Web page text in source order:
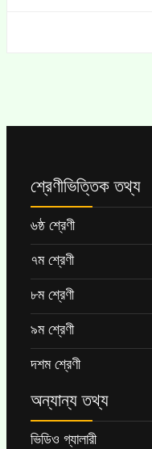
শ্রেণীভিত্তিক তথ্য
৬ষ্ঠ শ্রেণী
৭ম শ্রেণী
৮ম শ্রেণী
৯ম শ্রেণী
দশম শ্রেণী
অন্যান্য তথ্য
ভিডিও গ্যালারী